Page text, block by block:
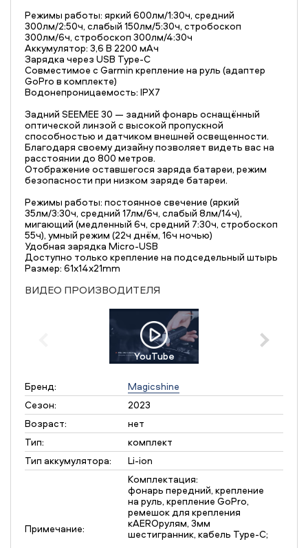
Режимы работы: яркий 600лм/1:30ч, средний
300лм/2:50ч, слабый 150лм/5:30ч, стробоскоп
300лм/6ч, стробоскоп 300лм/4:30ч
Аккумулятор: 3,6 В 2200 мАч
Зарядка через USB Type-C
Совместимое с Garmin крепление на руль (адаптер
GoPro в комплекте)
Водонепроницаемость: IPX7
Задний SEEMEE 30 — задний фонарь оснащённый
оптической линзой с высокой пропускной
способностью и датчиком внешней освещенности.
Благодаря своему дизайну позволяет видеть вас на
расстоянии до 800 метров.
Отображение оставшегося заряда батареи, режим
безопасности при низком заряде батареи.
Режимы работы: постоянное свечение (яркий
35лм/3:30ч, средний 17лм/6ч, слабый 8лм/14ч),
мигающий (медленный 6ч, средний 7:30ч, стробоскоп
55ч), умный режим (22ч днём, 16ч ночью)
Удобная зарядка Micro-USB
Доступно только крепление на подседельный штырь
Размер: 61x14x21mm
ВИДЕО ПРОИЗВОДИТЕЛЯ
YouTube
Бренд:
Magicshine
Сезон:
2023
Возраст:
нет
Тип:
комплект
Тип аккумулятора:
Li-ion
Примечание:
Комплектация:
фонарь передний, крепление
на руль, крепление GoPro,
ремешок для крепления
кAEROрулям, 3мм
шестигранник, кабель Type-C;